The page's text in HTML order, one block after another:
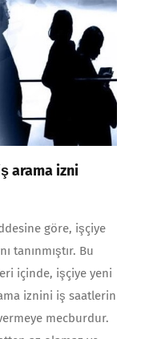
arama izni
göre, işçiye
tanınmıştır. Bu
içinde, işçiye yeni
iznini iş saatlerin
mecburdur.